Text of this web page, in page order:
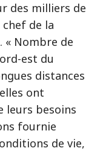
des milliers de
de la
« Nombre de
est du
distances
ont
leurs besoins
fournie
de vie,